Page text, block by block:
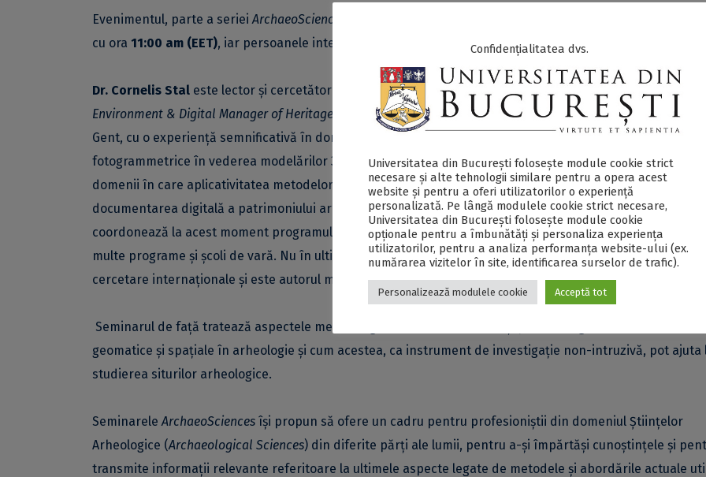
Evenimentul, parte a serieiArchaeoSciences Seminars
cu ora 11:00 am (EET), iar persoanele interesate pot participa accesândacest link.
Dr. Cornelis Stal este lector și cercetător la
HOGENT University of Applied Sciences and Arts (Department
Environment & Digital Manager of Heritage)
, și profesor asociat la departamentul de geografie al
Gent, cu o experiență semnificativă în domeniul procesării, combinării și analizei calitative a imaginilor
fotogrammetrice în vederea modelărilor 3D. Expertiza sa este legată de utilizarea datelor geomatice în
domenii în care aplicativitatea metodelor respective este demonstrată. Actualmente, el este interesat în
documentarea digitală a patrimoniului arheologic și cultural. Datorită experienței sale, Cornelis Stal
coordonează la acest moment programul
Heritage Management Organization Digital, unde este implicat
multe programe și școli de vară. Nu în ultimul rând invitatul nostru face parte din mai multe proiecte de
cercetare internaționale și este autorul mai multor studii științifice.
Seminarul de față tratează aspectele metodologice, teoretice, tehnice și practice legate de utilizarea
geomatice și spațiale în arheologie și cum acestea, ca instrument de investigație non-intruzivă, pot ajuta
studierea siturilor arheologice.
SeminareleArchaeoSciences își propun să ofere un cadru pentru profesioniștii din domeniul Științelor
Arheologice (Archaeological Sciences) din diferite părți ale lumii, pentru a-și împărtăși cunoștințele și
transmite informații relevante referitoare la ultimele aspecte legate de metodele și abordările actuale
Confidențialitatea dvs.
Universitatea din București folosește module cookie strict
necesare și alte tehnologii similare pentru a opera acest
website și pentru a oferi utilizatorilor o experiență
personalizată. Pe lângă modulele cookie strict necesare,
Universitatea din București folosește module cookie
opționale pentru a îmbunătăți și personaliza experiența
utilizatorilor, pentru a analiza performanța website-ului (ex.
numărarea vizitelor în site, identificarea surselor de trafic).
Personalizează modulele cookie Acceptă tot